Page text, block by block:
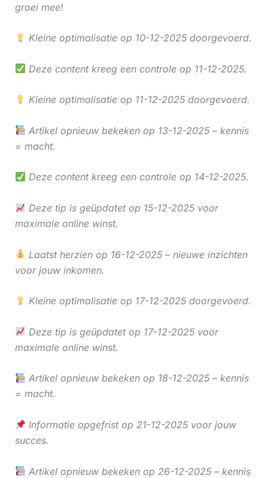
groei mee!
Kleine optimalisatie op 10-12-2025 doorgevoerd.
Deze content kreeg een controle op 11-12-2025.
Kleine optimalisatie op 11-12-2025 doorgevoerd.
Artikel opnieuw bekeken op 13-12-2025 – kennis
= macht.
Deze content kreeg een controle op 14-12-2025.
Deze tip is geüpdatet op 15-12-2025 voor
maximale online winst.
Laatst herzien op 16-12-2025 – nieuwe inzichten
voor jouw inkomen.
Kleine optimalisatie op 17-12-2025 doorgevoerd.
Deze tip is geüpdatet op 17-12-2025 voor
maximale online winst.
Artikel opnieuw bekeken op 18-12-2025 – kennis
= macht.
Informatie opgefrist op 21-12-2025 voor jouw
succes.
Artikel opnieuw bekeken op 26-12-2025 – kennis